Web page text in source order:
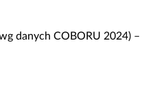
danych COBORU 2024) –